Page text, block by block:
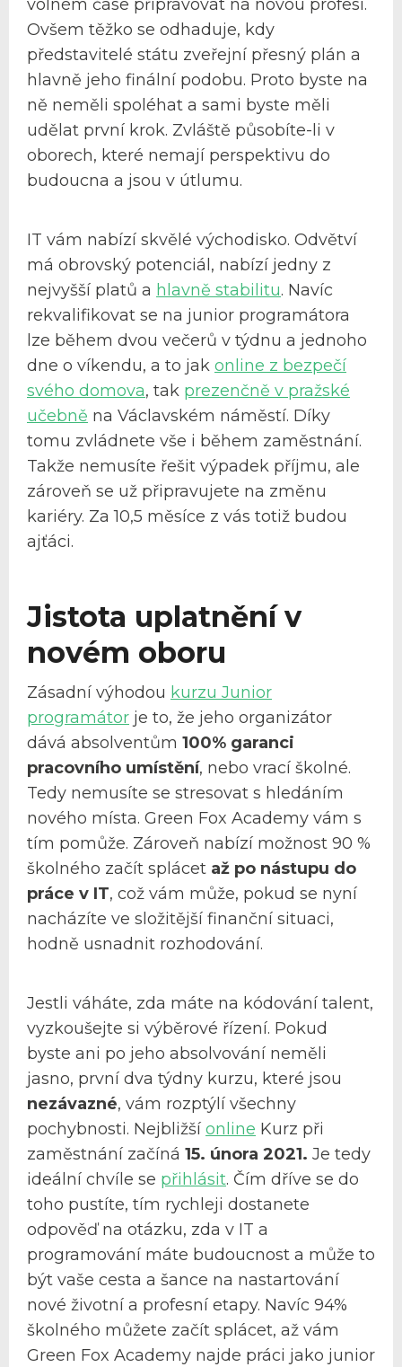
volném čase připravovat na novou profesi.
Ovšem těžko se odhaduje, kdy
představitelé státu zveřejní přesný plán a
hlavně jeho finální podobu. Proto byste na
ně neměli spoléhat a sami byste měli
udělat první krok. Zvláště působíte-li v
oborech, které nemají perspektivu do
budoucna a jsou v útlumu.
IT vám nabízí skvělé východisko. Odvětví
má obrovský potenciál, nabízí jedny z
nejvyšší platů a hlavně stabilitu. Navíc
rekvalifikovat se na junior programátora
lze během dvou večerů v týdnu a jednoho
dne o víkendu, a to jak online z bezpečí
svého domova, tak prezenčně v pražské
učebně na Václavském náměstí. Díky
tomu zvládnete vše i během zaměstnání.
Takže nemusíte řešit výpadek příjmu, ale
zároveň se už připravujete na změnu
kariéry. Za 10,5 měsíce z vás totiž budou
ajťáci.
Jistota uplatnění v
novém oboru
Zásadní výhodou kurzu Junior
programátor je to, že jeho organizátor
dává absolventům 100% garanci
pracovního umístění, nebo vrací školné.
Tedy nemusíte se stresovat s hledáním
nového místa. Green Fox Academy vám s
tím pomůže. Zároveň nabízí možnost 90 %
školného začít splácet až po nástupu do
práce v IT, což vám může, pokud se nyní
nacházíte ve složitější finanční situaci,
hodně usnadnit rozhodování.
Jestli váháte, zda máte na kódování talent,
vyzkoušejte si výběrové řízení. Pokud
byste ani po jeho absolvování neměli
jasno, první dva týdny kurzu, které jsou
nezávazné, vám rozptýlí všechny
pochybnosti. Nejbližší online Kurz při
zaměstnání začíná 15. února 2021. Je tedy
ideální chvíle se přihlásit. Čím dříve se do
toho pustíte, tím rychleji dostanete
odpověď na otázku, zda v IT a
programování máte budoucnost a může to
být vaše cesta a šance na nastartování
nové životní a profesní etapy. Navíc 94%
školného můžete začít splácet, až vám
Green Fox Academy najde práci jako junior